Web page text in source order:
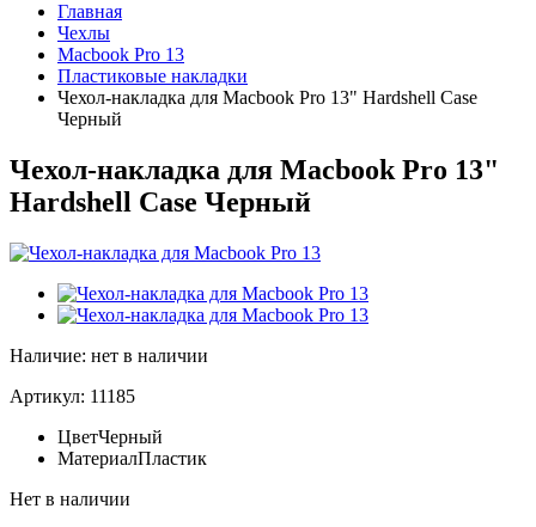
Главная
Чехлы
Macbook Pro 13
Пластиковые накладки
Чехол-накладка для Macbook Pro 13" Hardshell Case
Черный
Чехол-накладка для Macbook Pro 13"
Hardshell Case Черный
Наличие: нет в наличии
Артикул: 11185
ЦветЧерный
МатериалПластик
Нет в наличии